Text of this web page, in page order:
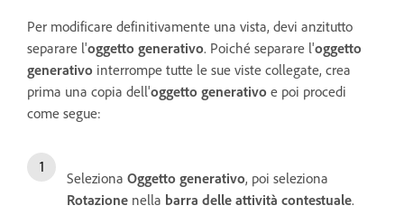
Per modificare definitivamente una vista, devi anzitutto
separare l'oggetto generativo. Poiché separare l'oggetto
generativo interrompe tutte le sue viste collegate, crea
prima una copia dell'oggetto generativo e poi procedi
come segue:
Seleziona Oggetto generativo, poi seleziona
Rotazione nella barra delle attività contestuale.